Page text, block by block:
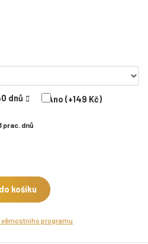
dnů Ano (+149 Kč)
prac. dnů
košíku
věrnostního programu